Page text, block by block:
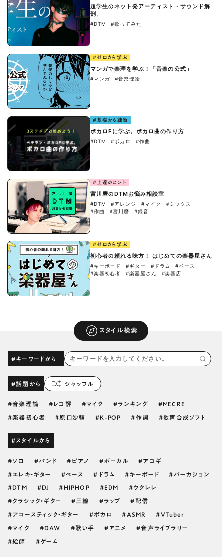
超学生のネット発アーティスト・サウンド解
剖。
#DTM #歌ってみた
#ゼロから学ぶ
マンガで楽理を学ぶ！「音楽の公式」
#マンガ #音楽理論
#基礎から練習
ボカロPに学ぶ。ボカロ曲の作り方
#DTM #ボカロ #作曲
#上達のヒント
宮川麿のDTMお悩み相談室
#DTM #アレンジ #マイク
#ミックス
#作曲
#宮川麿 #録音
#ゼロから学ぶ
初心者の頼れる味方！ はじめての楽器屋さん
#キーボード #ギター #ドラム
#ベース
#楽器初心者
#楽器屋さん #楽器店
スタイル検索
#キーワードから
#話題から シャッフル
音楽理論 レコ評 マイク ランキング MECRE
楽器初心者 原口沙輔 K-POP 作詞 歌声合成ソフト
#スタイルから
ソロ バンド ピアノ ボーカル アコギ
エレキ・ギター ベース ドラム キーボード パーカション
DTM DJ HIPHOP EDM ウクレレ
クラシック・ギター 三線 ラップ 配信
アコースティック・ギター ボカロ ASMR VTuber
マイク DAW 歌い手 アニメ 音声ライブラリー
絵師 ゲーム